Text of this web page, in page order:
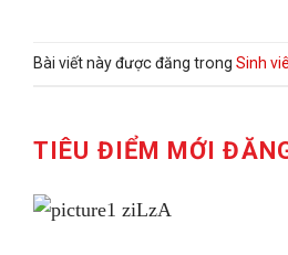
Bài viết này được đăng trong Sinh
TIÊU ĐIỂM MỚI